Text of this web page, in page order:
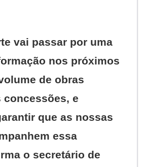
vai passar por uma
nos próximos
de obras
concessões, e
que as nossas
essa
o secretário de